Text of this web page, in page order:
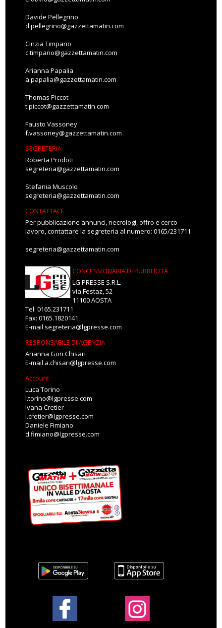
Davide Pellegrino
d.pellegrino@gazzettamatin.com
Cinzia Timpano
c.timpano@gazzettamatin.com
Arianna Papalia
a.papalia@gazzettamatin.com
Thomas Piccot
t.piccot@gazzettamatin.com
Fausto Vassoney
f.vassoney@gazzettamatin.com
SEGRETERIA
Roberta Prodoti
segreteria@gazzettamatin.com
Stefania Muscolo
segreteria@gazzettamatin.com
CONTATTACI
Per pubblicazione annunci, necrologi, offro e cerco
lavoro, contattare la segreteria al numero: 0165/231711
segreteria@gazzettamatin.com
CONCESSIONARIA DI PUBBLICITÀ
LG PRESSE S.R.L.
via Festaz, 52
11100 AOSTA
Tel: 0165.231711
Fax: 0165.1820141
E-mail segreteria@lgpresse.com
RESPONSABILE DI AGENZIA
Arianna Gori Chisari
E-mail a.chisari@lgpresse.com
Account
Luca Torino
l.torino@lgpresse.com
Ivana Cretier
i.cretier@lgpresse.com
Daniele Fimiano
d.fimiano@lgpresse.com